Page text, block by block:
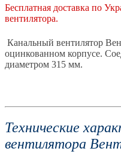
Бесплатная доставка по
вентилятора.
Канальный вентилятор
оцинкованном корпусе.
диаметром 315 мм.
Технические
вентилятора